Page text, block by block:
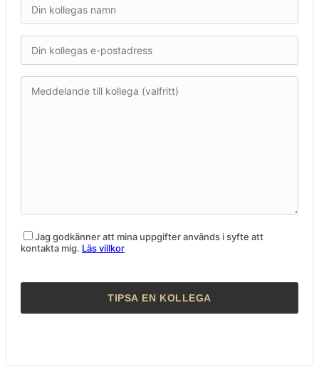
Jag godkänner att mina uppgifter används i syfte att
kontakta mig. Läs villkor